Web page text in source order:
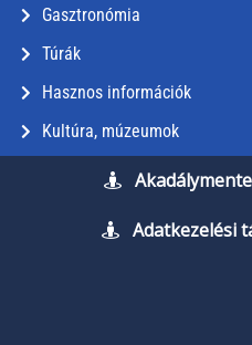
Gasztronómia
Túrák
Hasznos információk
Kultúra, múzeumok
Adatkezelési